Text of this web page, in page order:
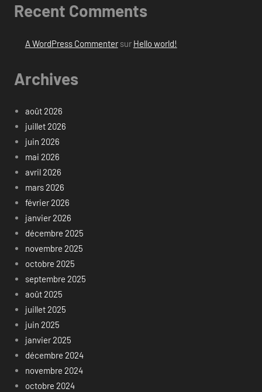
Recent Comments
A WordPress Commentersur Hello world!
Archives
août 2026
juillet 2026
juin 2026
mai 2026
avril 2026
mars 2026
février 2026
janvier 2026
décembre 2025
novembre 2025
octobre 2025
septembre 2025
août 2025
juillet 2025
juin 2025
janvier 2025
décembre 2024
novembre 2024
octobre 2024